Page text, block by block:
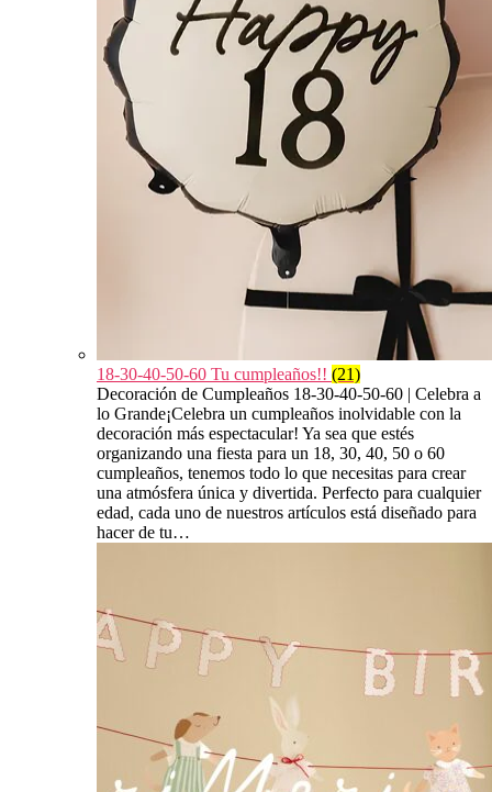
18-30-40-50-60 Tu cumpleaños!! (21)
Decoración de Cumpleaños 18-30-40-50-60 | Celebra a
lo Grande¡Celebra un cumpleaños inolvidable con la
decoración más espectacular! Ya sea que estés
organizando una fiesta para un 18, 30, 40, 50 o 60
cumpleaños, tenemos todo lo que necesitas para crear
una atmósfera única y divertida. Perfecto para cualquier
edad, cada uno de nuestros artículos está diseñado para
hacer de tu…